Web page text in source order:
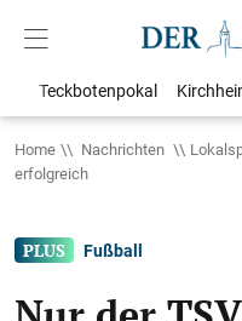
Teckbotenpokal
Home Nachrichten
erfolgreich
Fußball